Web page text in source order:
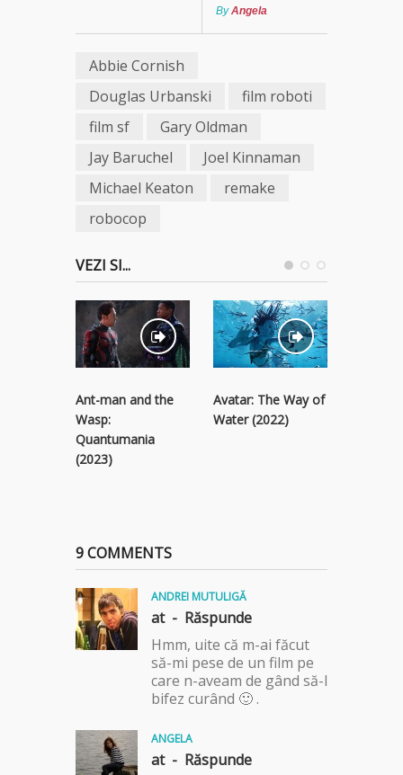
ByAngela
Abbie Cornish
Douglas Urbanski
film roboti
film sf
Gary Oldman
Jay Baruchel
Joel Kinnaman
Michael Keaton
remake
robocop
VEZI SI...
Ant-man and the
Wasp:
Quantumania
(2023)
Avatar: The Way of
Water (2022)
9 COMMENTS
ANDREI MUTULIGĂ
at - Răspunde
Hmm, uite că m-ai făcut
să-mi pese de un film pe
care n-aveam de gând să-l
bifez curând 🙂 .
ANGELA
at - Răspunde